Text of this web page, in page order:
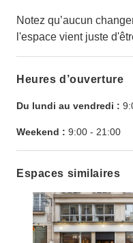
Notez qu’aucun
l'espace vient juste
Heures d’ouverture
Du lundi au vendredi :
Weekend : 9:00 - 21:00
Espaces similaires